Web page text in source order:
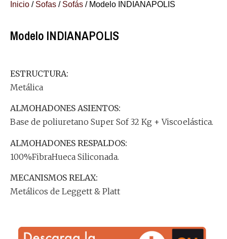
Inicio / Sofas / Sofás / Modelo INDIANAPOLIS
Modelo INDIANAPOLIS
ESTRUCTURA:
Metálica
ALMOHADONES ASIENTOS:
Base de poliuretano Super Sof 32 Kg + Viscoelástica.
ALMOHADONES RESPALDOS:
100%FibraHueca Siliconada.
MECANISMOS RELAX:
Metálicos de Leggett & Platt